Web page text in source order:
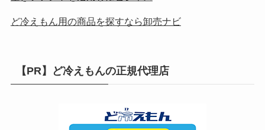
ど冷えもん用の商品を探すなら卸売ナビ
【PR】ど冷えもんの正規代理店